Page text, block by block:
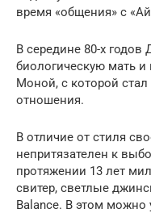
время «общения» с
В середине 80-х
биологическую мать
Моной, с которой
отношения.
В отличие от стиля
непритязателен к
протяжении 13 лет
свитер, светлые
Balance. В этом можно